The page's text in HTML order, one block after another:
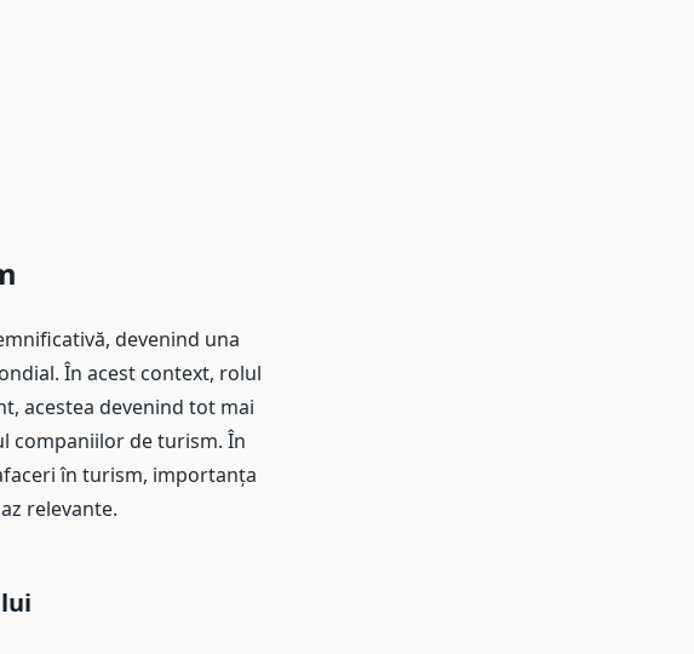
devenind una
În acest context, rolul
acestea devenind tot mai
companiilor de turism. În
în turism, importanța
relevante.